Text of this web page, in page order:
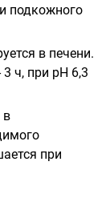
подкожного
в печени.
ч, при pH 6,3
в
при